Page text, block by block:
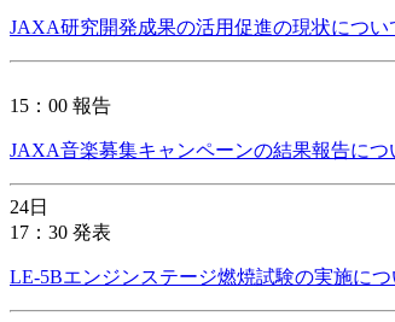
JAXA研究開発成果の活用促進の現状につい
15：00 報告
JAXA音楽募集キャンペーンの結果報告につ
24日
17：30 発表
LE-5Bエンジンステージ燃焼試験の実施につ